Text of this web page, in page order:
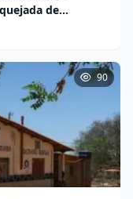
de
90